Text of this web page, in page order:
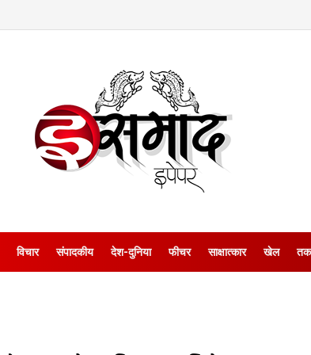
विचार संपादकीय देश-दुनिया फीचर साक्षात्‍कार खेल